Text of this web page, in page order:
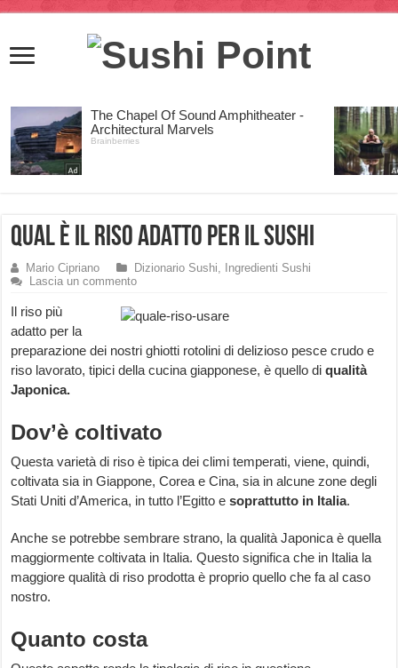
Qual è il Riso adatto per il Sushi
Mario Cipriano Dizionario Sushi,
Ingredienti Sushi
Lascia un commento
Il riso più
adatto per la
preparazione dei nostri ghiotti rotolini di delizioso pesce crudo e
riso lavorato, tipici della cucina giapponese, è quello diqualità
Japonica.
Dov’è coltivato
Questa varietà di riso è tipica dei climi temperati, viene, quindi,
coltivata sia in Giappone, Corea e Cina, sia in alcune zone degli
Stati Uniti d’America, in tutto l’Egitto esoprattutto in Italia.
Anche se potrebbe sembrare strano, la qualità Japonica è quella
maggiormente coltivata in Italia. Questo significa che in Italia la
maggiore qualità di riso prodotta è proprio quello che fa al caso
nostro.
Quanto costa